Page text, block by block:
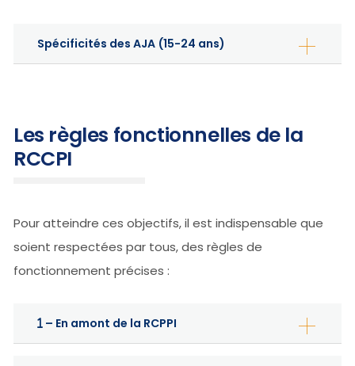
Spécificités des AJA (15-24 ans)
Les règles fonctionnelles de la
RCCPI
Pour atteindre ces objectifs, il est indispensable que
soient respectées par tous, des règles de
fonctionnement précises :
– En amont de la RCPPI